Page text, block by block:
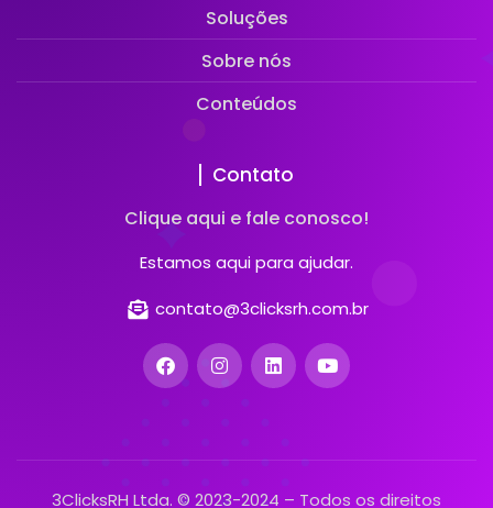
Soluções
Sobre nós
Conteúdos
Contato
Clique aqui e fale conosco!
Estamos aqui para ajudar.
contato@3clicksrh.com.br
3ClicksRH Ltda. © 2023-2024 – Todos os direitos